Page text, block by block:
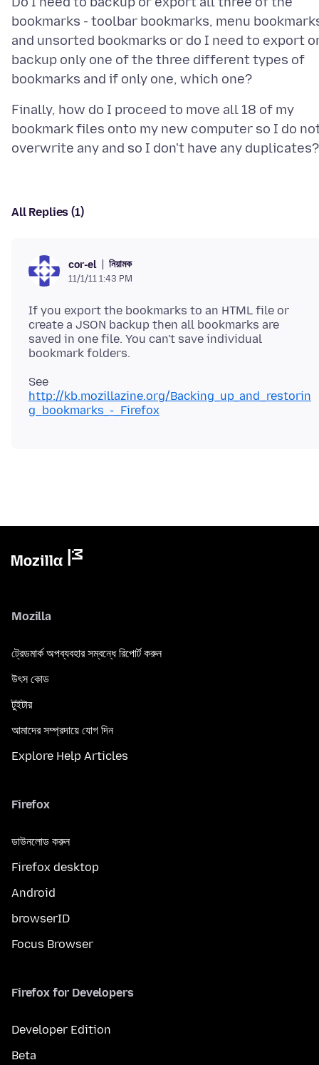
bookmarks - toolbar bookmarks, menu
and unsorted bookmarks or do I need to export
backup only one of the three different types of
Finally, how do I proceed to move all 18 of my
bookmark files onto my new computer so I do
All Replies (1)
cor-el নিয়ামক
11/1/11 1:43 PM
If you export the bookmarks to an HTML file or
create a JSON backup then all bookmarks are
saved in one file. You can't save individual
See
http://kb.mozillazine.org/Backing_up_and_restorin
g_bookmarks_-_Firefox
Mozilla
ট্রেডমার্ক অপব্যবহার সম্বন্ধে রিপোর্ট করুন
উৎস কোড
টুইটার
আমাদের সম্প্রদায়ে যোগ দিন
Explore Help Articles
Firefox
ডাউনলোড করুন
Firefox desktop
Android
browserID
Focus Browser
Firefox for Developers
Developer Edition
Beta